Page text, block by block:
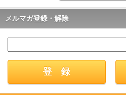
メルマガ登録・解除